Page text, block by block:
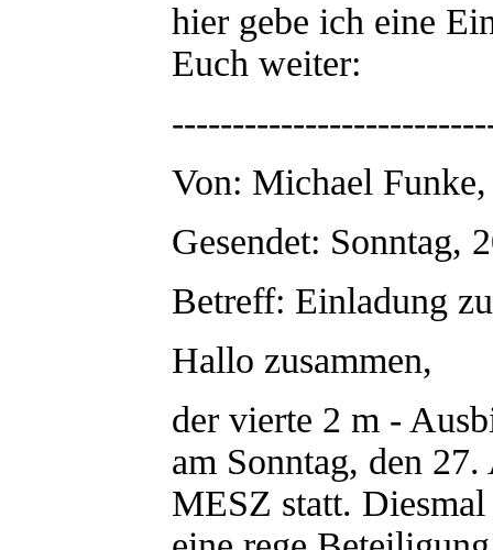
hier gebe ich eine
Euch weiter:
Von: Michael
Gesendet: Sonntag,
Betreff: Einladung
Hallo zusammen,
der vierte 2 m -
am Sonntag, den
MESZ statt.